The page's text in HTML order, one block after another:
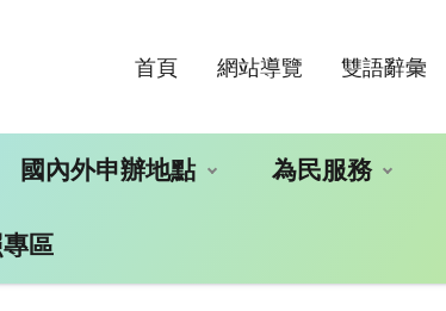
首頁 網站導覽 雙語辭彙
國內外申辦地點 為民服務
區